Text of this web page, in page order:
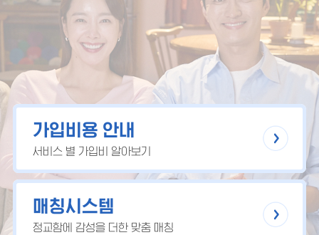
가입비용 안내
서비스 별 가입비 알아보기
매칭시스템
정교함에 감성을 더한 맞춤 매칭